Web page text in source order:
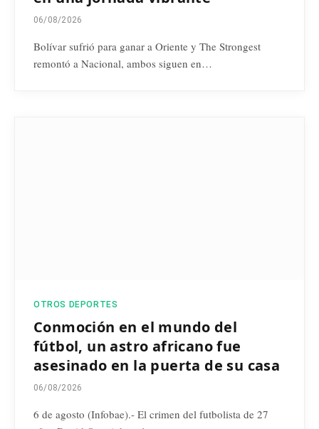
06/08/2026
Bolívar sufrió para ganar a Oriente y The Strongest
remontó a Nacional, ambos siguen en…
OTROS DEPORTES
Conmoción en el mundo del
fútbol, un astro africano fue
asesinado en la puerta de su casa
06/08/2026
6 de agosto (Infobae).- El crimen del futbolista de 27